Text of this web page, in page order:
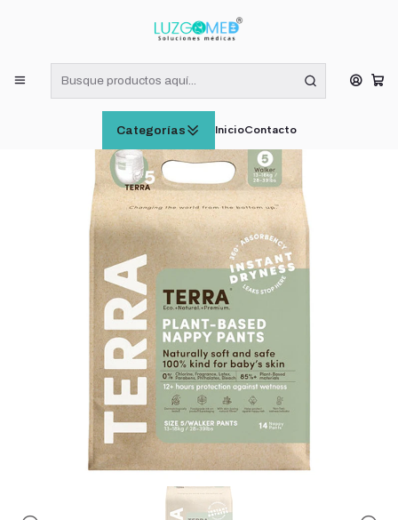
Categorías InicioContacto
¡RECIBE HOY! COMPRAS DE LUNES A VIERNES HASTA LAS 16:00
Inicio
CUIDADO E HIGIENE INFANTIL
Pañales Terra Pants Biodegradables Talla XG X14 Unid